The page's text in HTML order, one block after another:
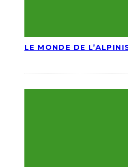
LE MONDE DE